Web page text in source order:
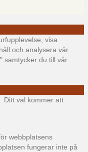
visa
och analysera vår
samtycker du till vår
Ditt val kommer att
webbplatsens
fungerar inte på